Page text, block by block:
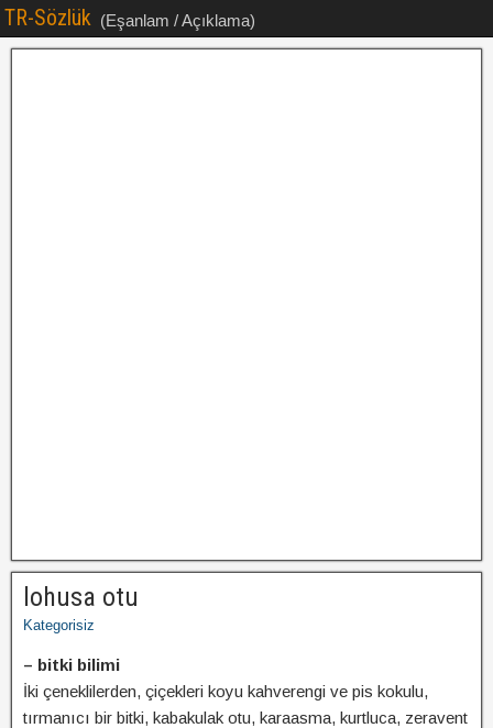
TR-Sözlük (Eşanlam / Açıklama)
lohusa otu
Kategorisiz
– bitki bilimi
İki çeneklilerden, çiçekleri koyu kahverengi ve pis kokulu,
tırmanıcı bir bitki, kabakulak otu, karaasma, kurtluca, zeravent